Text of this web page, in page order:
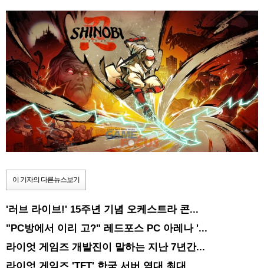
이 기자의 다른뉴스보기
'러브 라이브!' 15주년 기념 오케스트라 콘...
"PC방에서 이리 고?" 레드포스 PC 아레나 '...
라이엇 게임즈 개발진이 말하는 지난 7년간...